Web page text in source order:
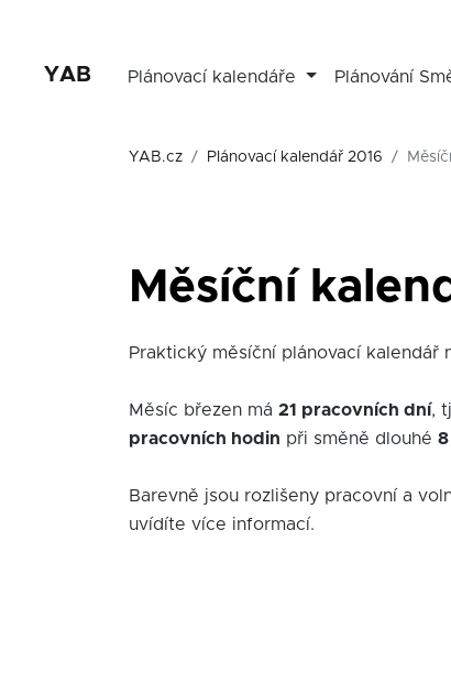
YAB Plánovací kalendáře Plánování
YAB.cz Plánovací kalendář 2016
Měsíční
Praktický měsíční plánovací kalendář
Měsíc březen má 21 pracovních dní,
pracovních hodin při směně dlouhé
Barevně jsou rozlišeny pracovní a
uvídíte více informací.